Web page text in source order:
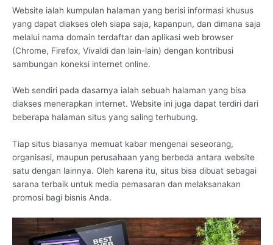
Website ialah kumpulan halaman yang berisi informasi khusus
yang dapat diakses oleh siapa saja, kapanpun, dan dimana saja
melalui nama domain terdaftar dan aplikasi web browser
(Chrome, Firefox, Vivaldi dan lain-lain) dengan kontribusi
sambungan koneksi internet online.
Web sendiri pada dasarnya ialah sebuah halaman yang bisa
diakses menerapkan internet. Website ini juga dapat terdiri dari
beberapa halaman situs yang saling terhubung.
Tiap situs biasanya memuat kabar mengenai seseorang,
organisasi, maupun perusahaan yang berbeda antara website
satu dengan lainnya. Oleh karena itu, situs bisa dibuat sebagai
sarana terbaik untuk media pemasaran dan melaksanakan
promosi bagi bisnis Anda.